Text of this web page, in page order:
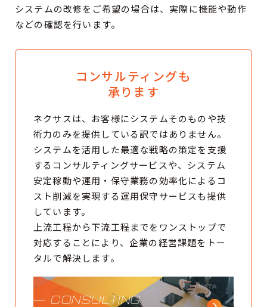
システムの改修をご希望の場合は、実際に機能や動作
などの確認を行います。
コンサルティングも
承ります
ネクサスは、お客様にシステムそのものや技
術力のみを提供している訳ではありません。
システムを活用した最適な戦略の策定を支援
するコンサルティングサービスや、システム
安定稼動や運用・保守業務の効率化によるコ
スト削減を実現する運用保守サービスも提供
しています。
上流工程から下流工程までをワンストップで
対応することにより、企業の経営課題をトー
タルで解決します。
CONSULTING